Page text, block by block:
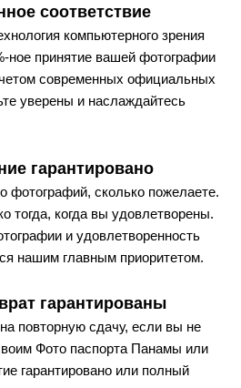
соответствие
компьютерного зрения
ное принятие вашей фотографии
современных официальных
уверены и наслаждайтесь
гарантировано
фотографий, сколько пожелаете.
тогда, когда вы удовлетворены.
и удовлетворенность
нашим главным приоритетом.
гарантированы
повторную сдачу, если вы не
Фото паспорта Панамы или
гарантировано или полный